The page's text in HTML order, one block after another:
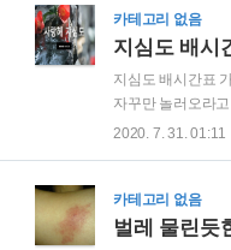
수 있습니다. 과연
금 받을 수 있을까
서 계속 세금을
될 수 있으므로
있는 관허 폐차장
절차 첫번째라고
카테고리 없음
지심도 배시
지심도 배시간표
자꾸만 놀러오라
요즘은 코로나 핑
니다. 거제가 동백
도 라는 섬이 이 동
2020. 7. 31. 01:11
카테고리 없음
벌레 물린듯